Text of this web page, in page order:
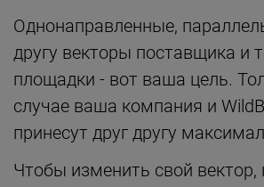
Однонаправленные,
другу векторы поставщика и
площадки - вот ваша цель.
случае ваша компания и
принесут друг другу
Чтобы изменить свой вектор,